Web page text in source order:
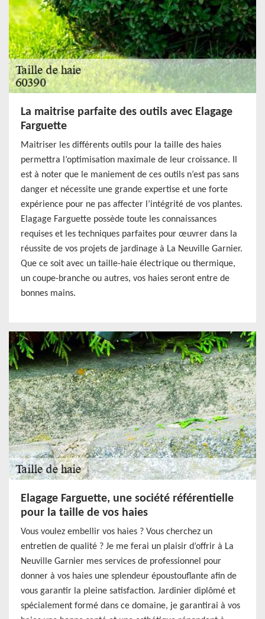
La maitrise parfaite des outils avec Elagage
Farguette
Maitriser les différents outils pour la taille des haies
permettra l’optimisation maximale de leur croissance. Il
est à noter que le maniement de ces outils n’est pas sans
danger et nécessite une grande expertise et une forte
expérience pour ne pas affecter l’intégrité de vos plantes.
Elagage Farguette possède toute les connaissances
requises et les techniques parfaites pour œuvrer dans la
réussite de vos projets de jardinage à La Neuville Garnier.
Que ce soit avec un taille-haie électrique ou thermique,
un coupe-branche ou autres, vos haies seront entre de
bonnes mains.
Elagage Farguette, une société référentielle
pour la taille de vos haies
Vous voulez embellir vos haies ? Vous cherchez un
entretien de qualité ? Je me ferai un plaisir d’offrir à La
Neuville Garnier mes services de professionnel pour
donner à vos haies une splendeur époustouflante afin de
vous garantir la pleine satisfaction. Jardinier diplômé et
spécialement formé dans ce domaine, je garantirai à vos